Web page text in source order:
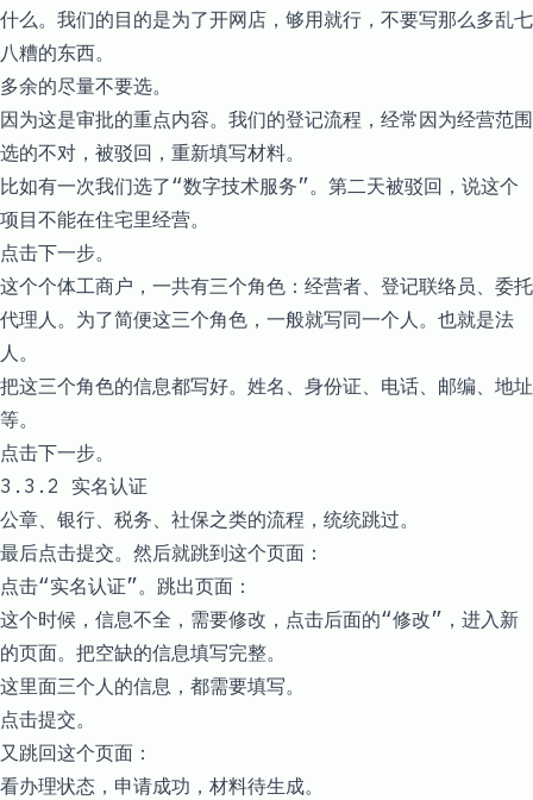
什么。我们的目的是为了开网店，够用就行，不要写那么多乱七
八糟的东西。
多余的尽量不要选。
因为这是审批的重点内容。我们的登记流程，经常因为经营范围
选的不对，被驳回，重新填写材料。
比如有一次我们选了“数字技术服务”。第二天被驳回，说这个
项目不能在住宅里经营。
点击下一步。
这个个体工商户，一共有三个角色：经营者、登记联络员、委托
代理人。为了简便这三个角色，一般就写同一个人。也就是法
人。
把这三个角色的信息都写好。姓名、身份证、电话、邮编、地址
等。
点击下一步。
3.3.2 实名认证
公章、银行、税务、社保之类的流程，统统跳过。
最后点击提交。然后就跳到这个页面：
点击“实名认证”。跳出页面：
这个时候，信息不全，需要修改，点击后面的“修改”，进入新
的页面。把空缺的信息填写完整。
这里面三个人的信息，都需要填写。
点击提交。
又跳回这个页面：
看办理状态，申请成功，材料待生成。